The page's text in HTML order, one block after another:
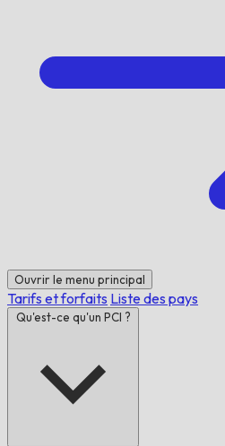
Ouvrir le menu principal
Tarifs et forfaits Liste des pays
Qu'est-ce qu'un PCI ?